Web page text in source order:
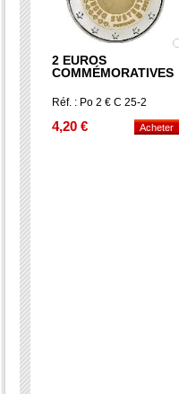
2 EUROS
COMMÉMORATIVES
Réf. : Po 2 € C 25-2
4,20 €